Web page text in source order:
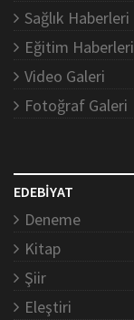
Sağlık Haberleri
Eğitim Haberleri
Video Galeri
Fotoğraf Galeri
EDEBİYAT
Deneme
Kitap
Şiir
Eleştiri